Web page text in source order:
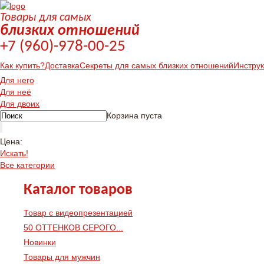
Товары для самых
близких отношений
+7 (960)-978-00-25
Как купить?ДоставкаСекреты для самых близких отношений
Для него
Для неё
Для двоих
Цена:
Искать!
Корзина пуста
Все категории
Каталог товаров
Товар с видеопрезентацией
50 ОТТЕНКОВ СЕРОГО...
Новинки
Товары для мужчин